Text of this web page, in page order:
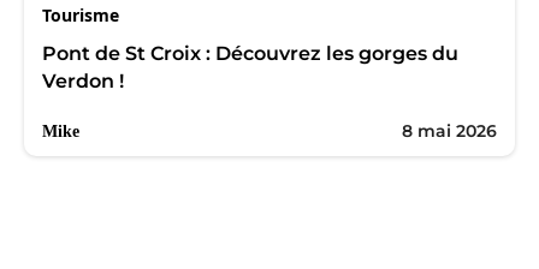
Tourisme
Pont de St Croix : Découvrez les gorges du
Verdon !
Mike 8 mai 2026